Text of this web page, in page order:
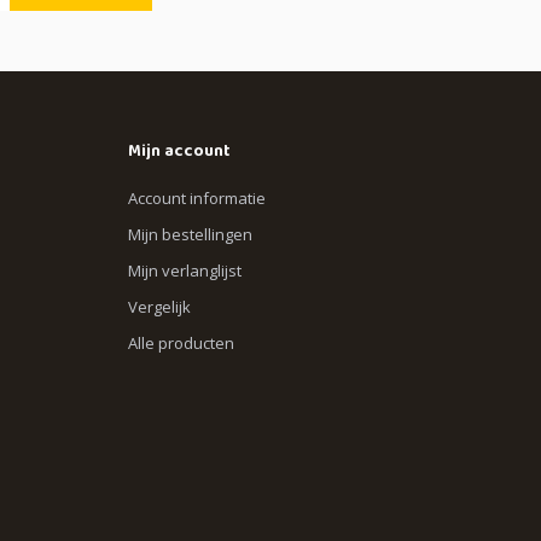
Mijn account
Account informatie
Mijn bestellingen
Mijn verlanglijst
Vergelijk
Alle producten